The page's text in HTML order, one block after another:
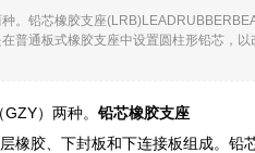
。铅芯橡胶支座
普通板式橡胶支座中设置圆柱形铅芯，以
）两种。 铅芯橡胶支座
橡胶、下封板和下连接板组成。铅